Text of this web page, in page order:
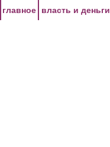
главное власть и деньги